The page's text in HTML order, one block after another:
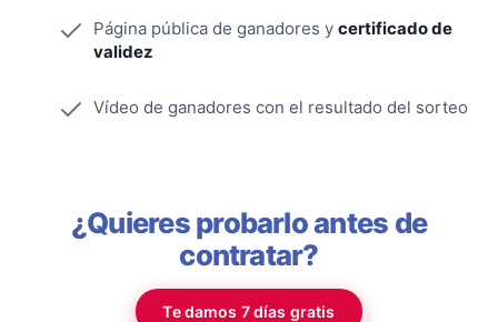
Página pública de ganadores y certificado de
validez
Vídeo de ganadores con el resultado del sorteo
¿Quieres probarlo antes de
contratar?
Te damos 7 días gratis